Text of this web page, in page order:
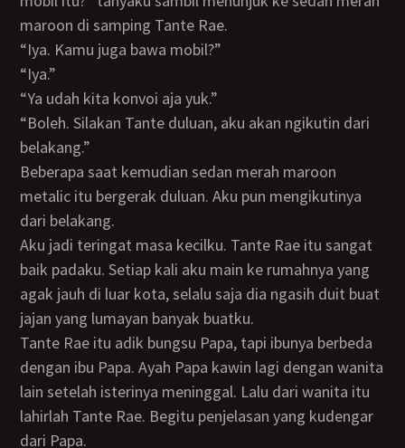
maroon di samping Tante Rae.
“Iya. Kamu juga bawa mobil?”
“Iya.”
“Ya udah kita konvoi aja yuk.”
“Boleh. Silakan Tante duluan, aku akan ngikutin dari
belakang.”
Beberapa saat kemudian sedan merah maroon
metalic itu bergerak duluan. Aku pun mengikutinya
dari belakang.
Aku jadi teringat masa kecilku. Tante Rae itu sangat
baik padaku. Setiap kali aku main ke rumahnya yang
agak jauh di luar kota, selalu saja dia ngasih duit buat
jajan yang lumayan banyak buatku.
Tante Rae itu adik bungsu Papa, tapi ibunya berbeda
dengan ibu Papa. Ayah Papa kawin lagi dengan wanita
lain setelah isterinya meninggal. Lalu dari wanita itu
lahirlah Tante Rae. Begitu penjelasan yang kudengar
dari Papa.